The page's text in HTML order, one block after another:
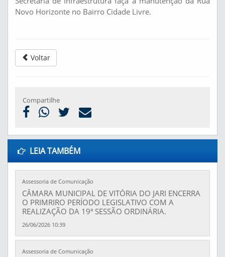
Novo Horizonte no Bairro Cidade Livre.
Voltar
Compartilhe
LEIA TAMBÉM
Assessoria de Comunicação
CÂMARA MUNICIPAL DE VITÓRIA DO JARI ENCERRA
O PRIMRIRO PERÍODO LEGISLATIVO COM A
REALIZAÇÃO DA 19ª SESSÃO ORDINÁRIA.
26/06/2026 10:39
Assessoria de Comunicação